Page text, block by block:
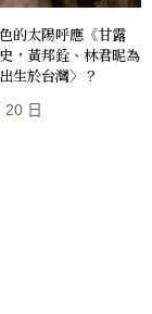
的太陽呼應《甘露
，黃邦銓、林君昵為
生於台灣〉？
20 日